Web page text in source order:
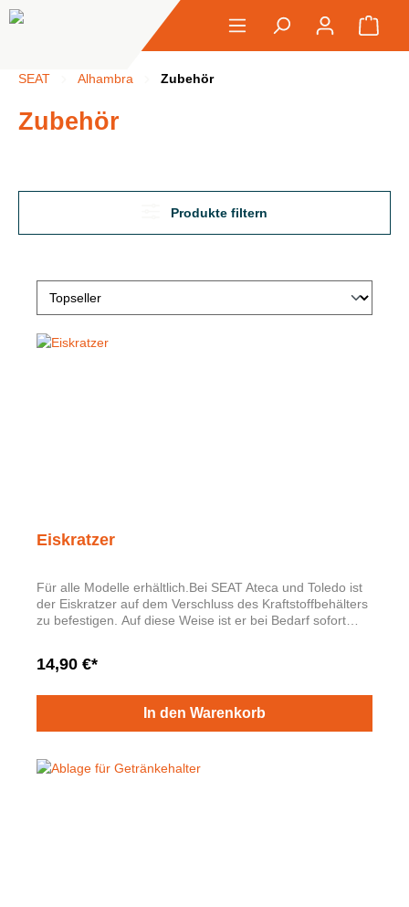
springen
SEAT Alhambra Zubehör
Zubehör
Produkte filtern
Eiskratzer
Für alle Modelle erhältlich.Bei SEAT Ateca und Toledo ist
der Eiskratzer auf dem Verschluss des Kraftstoffbehälters
zu befestigen. Auf diese Weise ist er bei Bedarf sofort
14,90 €*
In den Warenkorb